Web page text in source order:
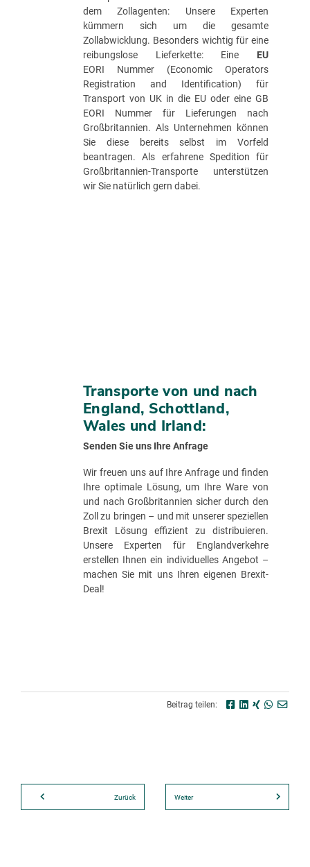
dem Zollagenten: Unsere Experten
kümmern sich um die gesamte
Zollabwicklung. Besonders wichtig für eine
reibungslose Lieferkette: Eine EU
EORI Nummer (Economic Operators
Registration and Identification) für
Transport von UK in die EU oder eine GB
EORI Nummer für Lieferungen nach
Großbritannien. Als Unternehmen können
Sie diese bereits selbst im Vorfeld
beantragen. Als erfahrene Spedition für
Großbritannien-Transporte unterstützen
wir Sie natürlich gern dabei.
Transporte von und nach
England, Schottland,
Wales und Irland:
Senden Sie uns Ihre Anfrage
Wir freuen uns auf Ihre Anfrage und finden
Ihre optimale Lösung, um Ihre Ware von
und nach Großbritannien sicher durch den
Zoll zu bringen – und mit unserer speziellen
Brexit Lösung effizient zu distribuieren.
Unsere Experten für Englandverkehre
erstellen Ihnen ein individuelles Angebot –
machen Sie mit uns Ihren eigenen Brexit-
Deal!
Beitrag teilen:
Zurück Weiter